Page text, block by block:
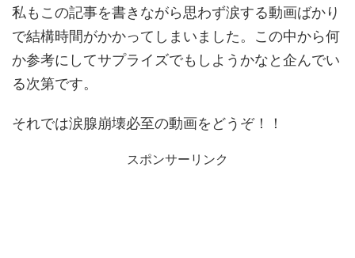
私もこの記事を書きながら思わず涙する動画ばかり
で結構時間がかかってしまいました。この中から何
か参考にしてサプライズでもしようかなと企んでい
る次第です。
それでは涙腺崩壊必至の動画をどうぞ！！
スポンサーリンク